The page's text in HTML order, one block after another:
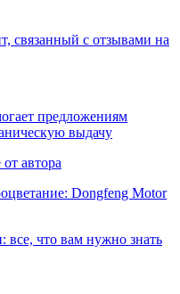
связанный с отзывами на
предложениям
выдачу
автора
Dongfeng Motor
все, что вам нужно знать